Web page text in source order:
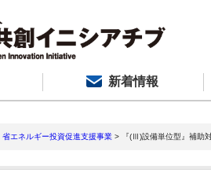
新着情報
エネルギー投資促進支援事業 > 『(Ⅲ)設備単位型』補助